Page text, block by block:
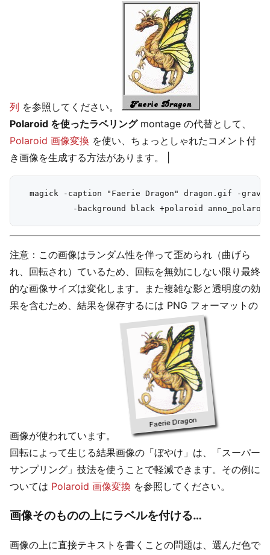
列 を参照してください。
Polaroid を使ったラベリングmontage の代替として、
Polaroid 画像変換 を使い、ちょっとしゃれたコメント付
き画像を生成する方法があります。 |
magick -caption "Faerie Dragon" dragon.gif -
注意：この画像はランダム性を伴って歪められ（曲げら
れ、回転され）ているため、回転を無効にしない限り最終
的な画像サイズは変化します。また複雑な影と透明度の効
果を含むため、結果を保存するには PNG フォーマットの
画像が使われています。
回転によって生じる結果画像の「ぼやけ」は、「スーパー
サンプリング」技法を使うことで軽減できます。その例に
ついては Polaroid 画像変換 を参照してください。
画像そのものの上にラベルを付ける…
画像の上に直接テキストを書くことの問題は、選んだ色で